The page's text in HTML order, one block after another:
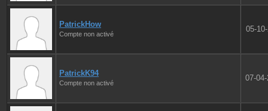
PatrickHow
Compte non activé
05-
PatrickK94
Compte non activé
07-